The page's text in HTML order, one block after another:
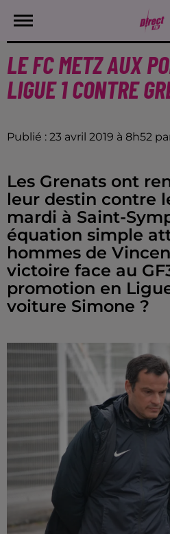
LE FC METZ AUX
LIGUE 1 CONTRE
Publié : 23 avril 2019 à 8h52
Les Grenats ont
leur destin contre
mardi à Saint-
équation simple
hommes de
victoire face au
promotion en
voiture Simone ?